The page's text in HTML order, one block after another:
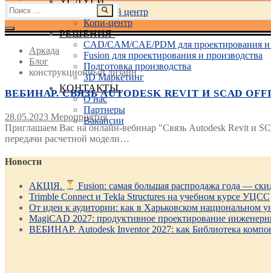
Учебный центр
Копи-центр
РЕШЕНИЯ
CAD/CAM/CAE/PDM для проектирования и
Fusion для проектирования и производства
Подготовка производства
3D Маркетинг
КОНТАКТЫ
О нас
Партнеры
Вакансии
Найти:
Аркада
Блог
конструкционный дизайн
ВЕБИНАР. СВЯЗЬ AUTODESK REVIT И SCAD
28.05.2023 Мероприятия
Приглашаем Вас на онлайн-вебинар "Связь Autodesk Revit и
передачи расчетной модели…
Новости
АКЦІЯ. Fusion: самая большая распродажа года —
Trimble Connect и Tekla Structures на учебном курсе УЦСС
От идеи к аудитории: как в Харьковском национальном
MagiCAD 2027: продуктивное проектирование
ВЕБИНАР. Autodesk Inventor 2027: как Библиотека